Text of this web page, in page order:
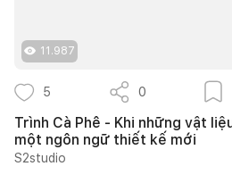
11.987
5 0
Trình Cà Phê - Khi những vật
một ngôn ngữ thiết kế mới
S2studio